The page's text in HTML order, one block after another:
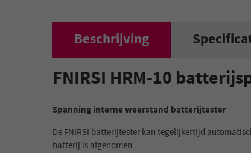
Beschrijving
FNIRSI HRM-10
Spanning interne weerstand batterijtester
De FNIRSI batterijtester kan tegelijkertijd
batterij is afgenomen.